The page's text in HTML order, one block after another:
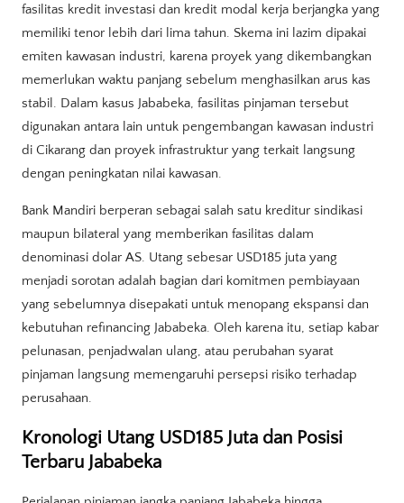
fasilitas kredit investasi dan kredit modal kerja berjangka yang
memiliki tenor lebih dari lima tahun. Skema ini lazim dipakai
emiten kawasan industri, karena proyek yang dikembangkan
memerlukan waktu panjang sebelum menghasilkan arus kas
stabil. Dalam kasus Jababeka, fasilitas pinjaman tersebut
digunakan antara lain untuk pengembangan kawasan industri
di Cikarang dan proyek infrastruktur yang terkait langsung
dengan peningkatan nilai kawasan.
Bank Mandiri berperan sebagai salah satu kreditur sindikasi
maupun bilateral yang memberikan fasilitas dalam
denominasi dolar AS. Utang sebesar USD185 juta yang
menjadi sorotan adalah bagian dari komitmen pembiayaan
yang sebelumnya disepakati untuk menopang ekspansi dan
kebutuhan refinancing Jababeka. Oleh karena itu, setiap kabar
pelunasan, penjadwalan ulang, atau perubahan syarat
pinjaman langsung memengaruhi persepsi risiko terhadap
perusahaan.
Kronologi Utang USD185 Juta dan Posisi
Terbaru Jababeka